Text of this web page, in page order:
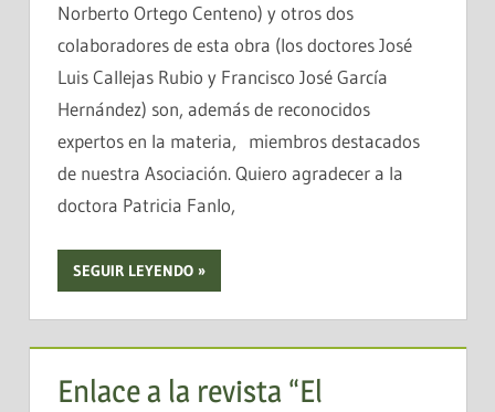
Norberto Ortego Centeno) y otros dos
colaboradores de esta obra (los doctores José
Luis Callejas Rubio y Francisco José García
Hernández) son, además de reconocidos
expertos en la materia, miembros destacados
de nuestra Asociación. Quiero agradecer a la
doctora Patricia Fanlo,
SEGUIR LEYENDO
Enlace a la revista “El